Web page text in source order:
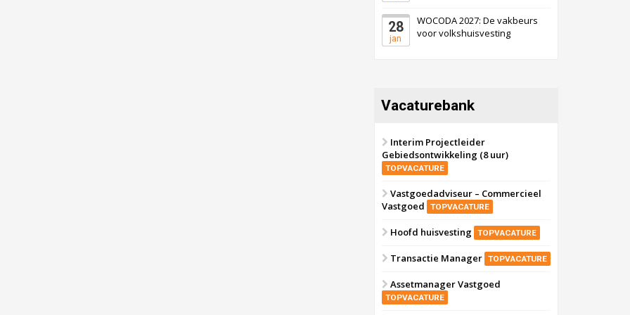
28
jan
WOCODA 2027: De vakbeurs
voor volkshuisvesting
Vacaturebank
Interim Projectleider
Gebiedsontwikkeling (8 uur)
TOPVACATURE
Vastgoedadviseur – Commercieel
Vastgoed
TOPVACATURE
Hoofd huisvesting TOPVACATURE
Transactie Manager TOPVACATURE
Assetmanager Vastgoed
TOPVACATURE